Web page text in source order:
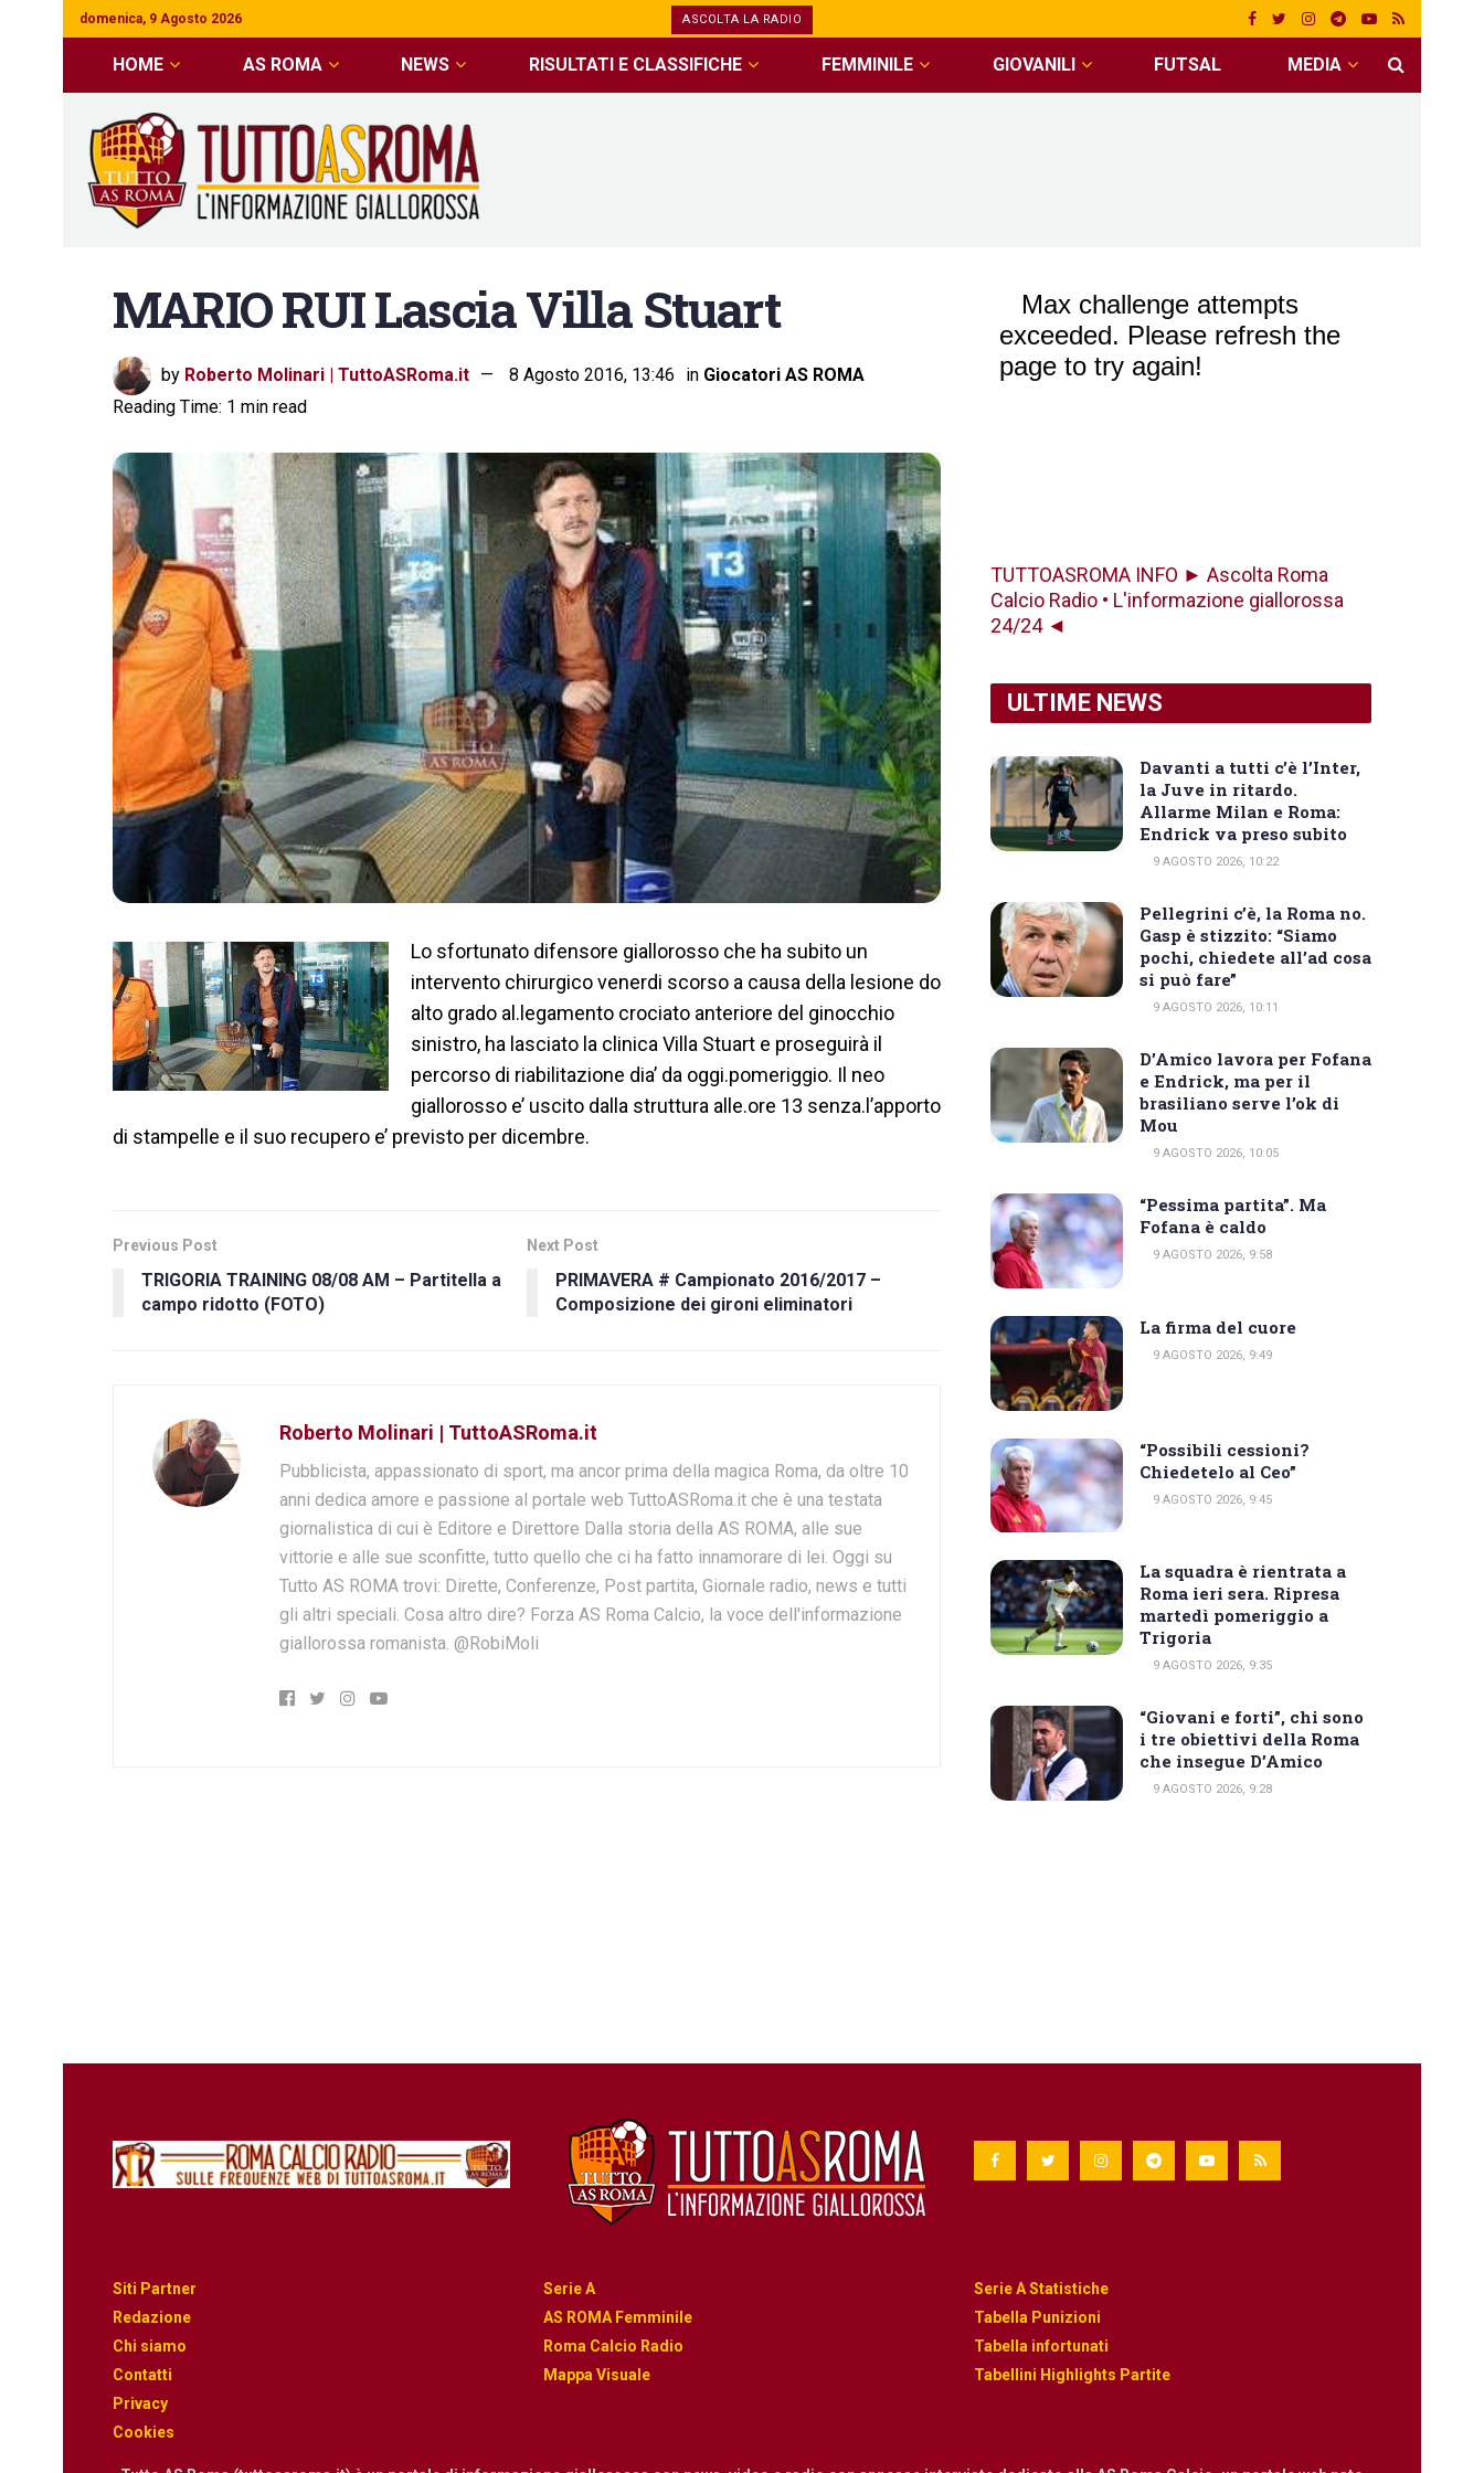
domenica, 9 Agosto 2026 ASCOLTA LA RADIO
HOME AS ROMA NEWS RISULTATI E CLASSIFICHE FEMMINILE GIOVANILI FUTSAL MEDIA
MARIO RUI Lascia Villa Stuart
by Roberto Molinari | TuttoASRoma.it 8 Agosto 2016, 13:46 in Giocatori AS ROMA
Reading Time: 1 min read
Lo sfortunato difensore giallorosso che ha subito un
intervento chirurgico venerdi scorso a causa della lesione do
alto grado al.legamento crociato anteriore del ginocchio
sinistro, ha lasciato la clinica Villa Stuart e proseguirà il
percorso di riabilitazione dia’ da oggi.pomeriggio. Il neo
giallorosso e’ uscito dalla struttura alle.ore 13 senza.l’apporto
di stampelle e il suo recupero e’ previsto per dicembre.
Previous Post
TRIGORIA TRAINING 08/08 AM – Partitella a
campo ridotto (FOTO)
Next Post
PRIMAVERA # Campionato 2016/2017 –
Composizione dei gironi eliminatori
Roberto Molinari | TuttoASRoma.it
Pubblicista, appassionato di sport, ma ancor prima della magica Roma, da oltre 10
anni dedica amore e passione al portale web TuttoASRoma.it che è una testata
giornalistica di cui è Editore e Direttore Dalla storia della AS ROMA, alle sue
vittorie e alle sue sconfitte, tutto quello che ci ha fatto innamorare di lei. Oggi su
Tutto AS ROMA trovi: Dirette, Conferenze, Post partita, Giornale radio, news e tutti
gli altri speciali. Cosa altro dire? Forza AS Roma Calcio, la voce dell'informazione
giallorossa romanista. @RobiMoli
TUTTOASROMA INFO ► Ascolta Roma
Calcio Radio • L'informazione giallorossa
24/24 ◄
ULTIME NEWS
Davanti a tutti c’è l’Inter,
la Juve in ritardo.
Allarme Milan e Roma:
Endrick va preso subito
9 AGOSTO 2026, 10:22
Pellegrini c’è, la Roma no.
Gasp è stizzito: “Siamo
pochi, chiedete all’ad cosa
si può fare”
9 AGOSTO 2026, 10:11
D’Amico lavora per Fofana
e Endrick, ma per il
brasiliano serve l’ok di
Mou
9 AGOSTO 2026, 10:05
“Pessima partita”. Ma
Fofana è caldo
9 AGOSTO 2026, 9:58
La firma del cuore
9 AGOSTO 2026, 9:49
“Possibili cessioni?
Chiedetelo al Ceo”
9 AGOSTO 2026, 9:45
La squadra è rientrata a
Roma ieri sera. Ripresa
martedì pomeriggio a
Trigoria
9 AGOSTO 2026, 9:35
“Giovani e forti”, chi sono
i tre obiettivi della Roma
che insegue D’Amico
9 AGOSTO 2026, 9:28
Siti Partner
Redazione
Chi siamo
Contatti
Privacy
Cookies
Serie A
AS ROMA Femminile
Roma Calcio Radio
Mappa Visuale
Serie A Statistiche
Tabella Punizioni
Tabella infortunati
Tabellini Highlights Partite